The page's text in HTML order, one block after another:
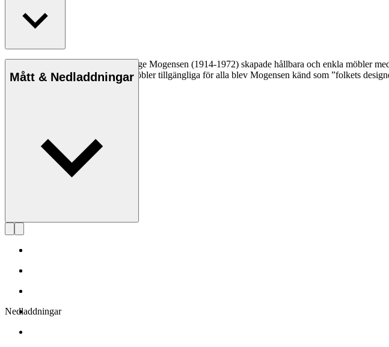
Möbelsnickaren och designern Børge Mogensen (1914-1972) skapade hållbara och enkla möbler
Med en mission att göra kvalitetsmöbler tillgängliga för alla blev Mogensen känd som ”folkets
Mått & Nedladdningar
Nedladdningar